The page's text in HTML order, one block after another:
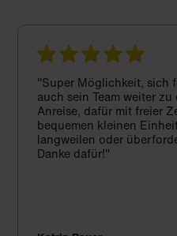
"Super Möglichkeit, sich
auch sein Team weiter
Anreise, dafür mit freier
bequemen kleinen
langweilen oder
Danke dafür!"